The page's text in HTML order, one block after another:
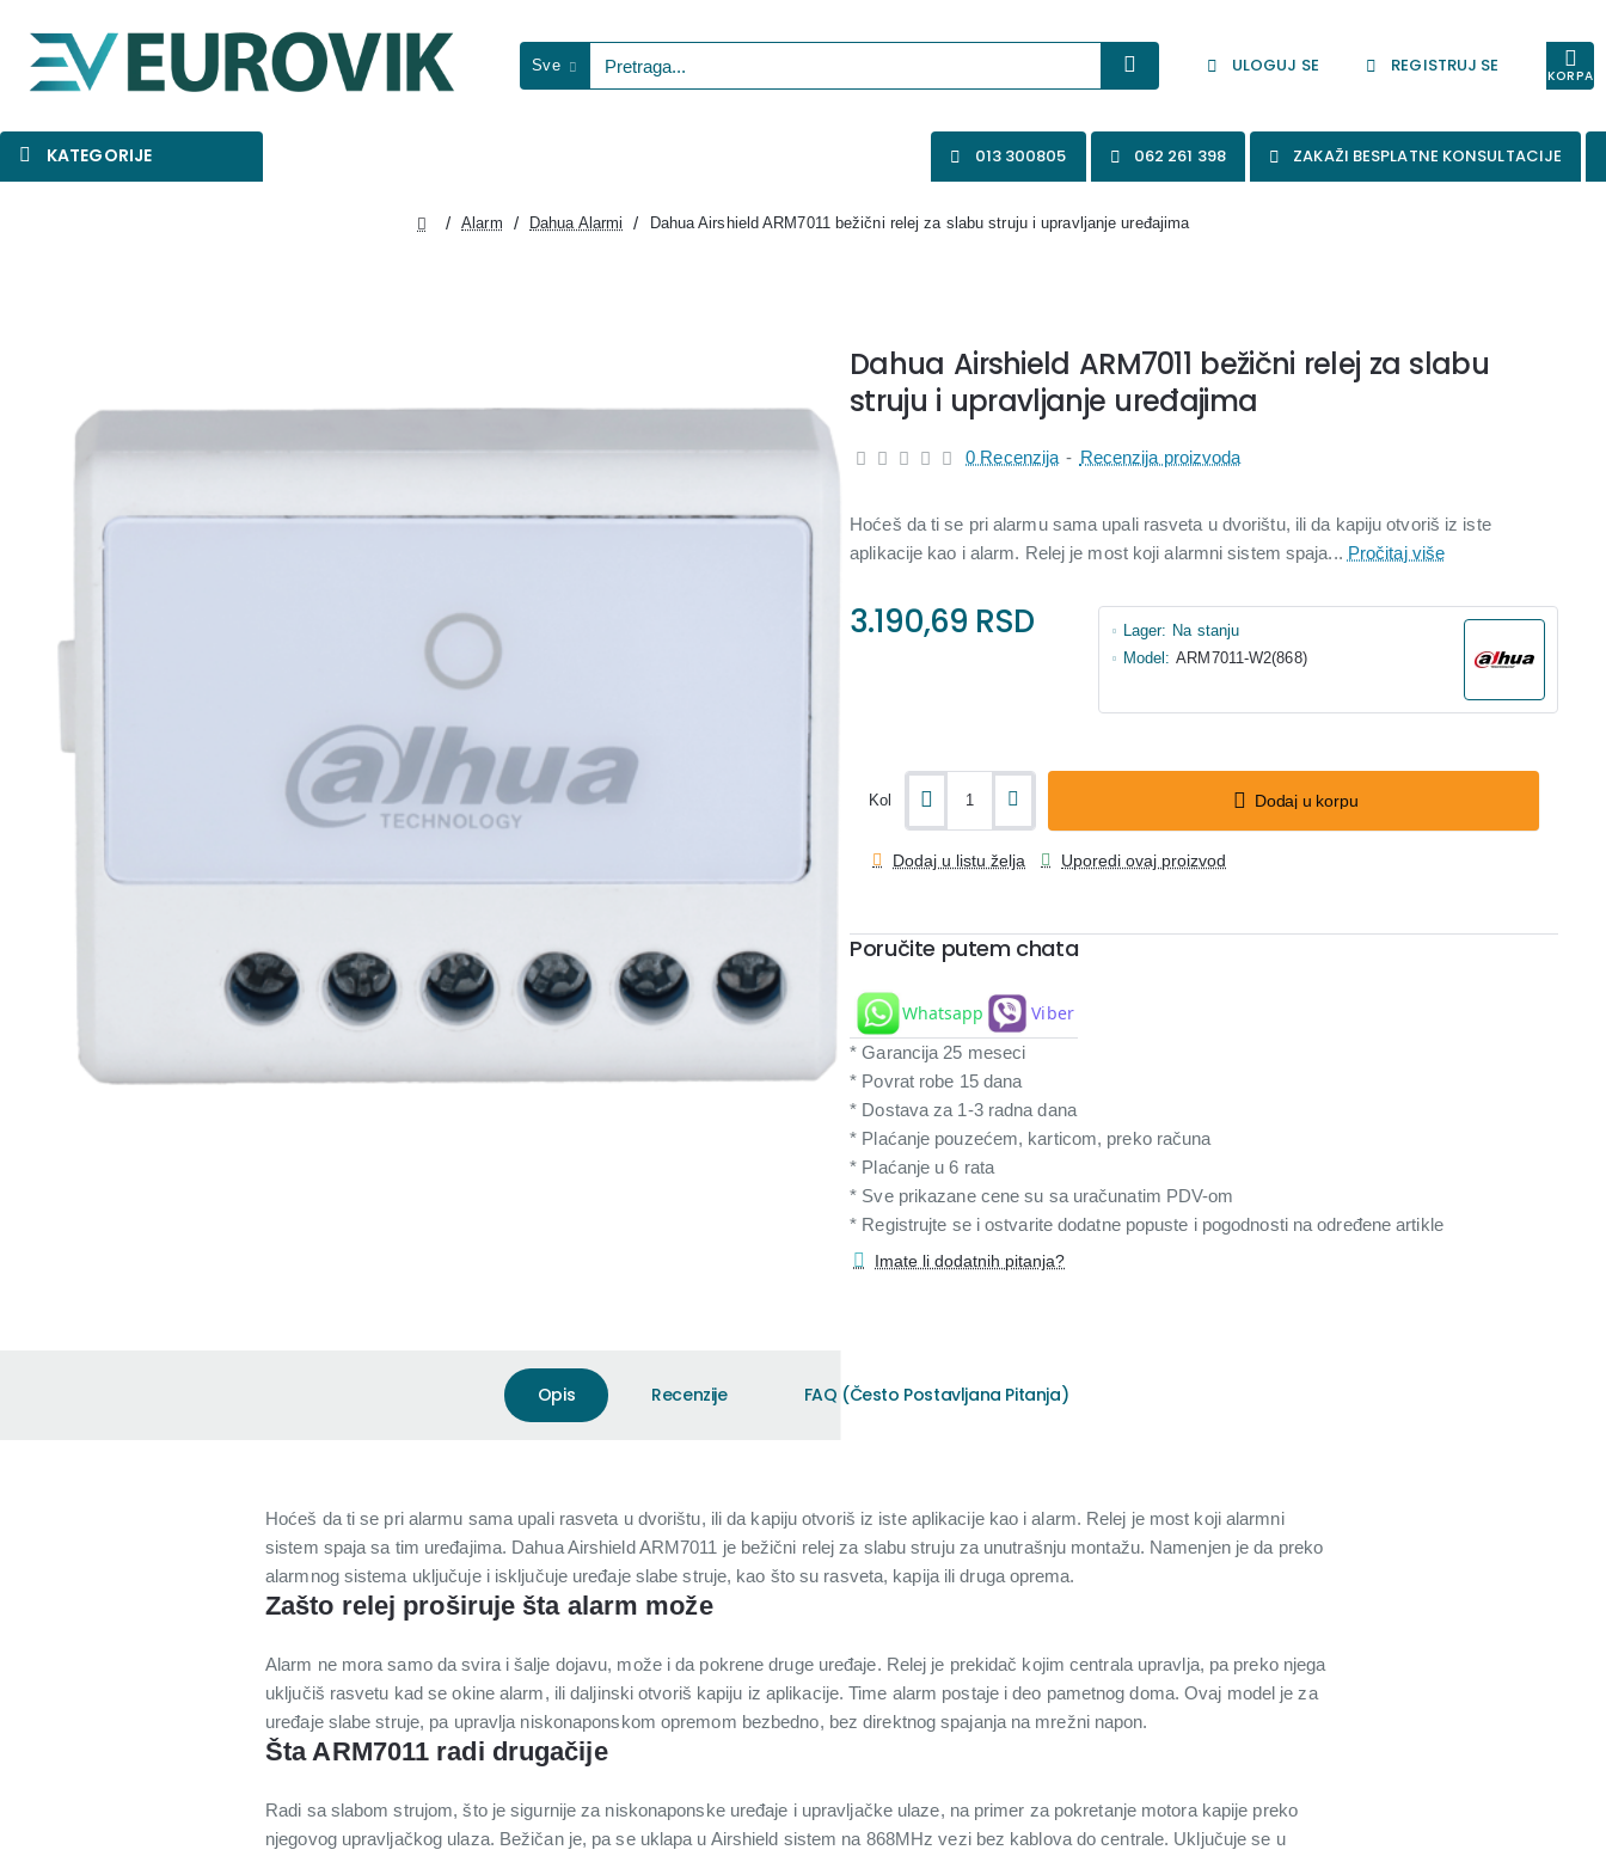
Sve
Pretraga... ULOGUJ SE REGISTRUJ SE KORPA
KATEGORIJE SVE ZA VIDEO NADZOR
013 300805 062 261 398 ZAKAŽI BESPLATNE KONSULTACIJE
Alarm Dahua Alarmi Dahua Airshield ARM7011 bežični relej za slabu struju i upravljanje uređajima
Dahua Airshield ARM7011 bežični relej za slabu
struju i upravljanje uređajima
Hoćeš da ti se pri alarmu sama upali rasveta u dvorištu, ili da kapiju otvoriš iz iste
aplikacije kao i alarm. Relej je most koji alarmni sistem spaja... Pročitaj više
0 Recenzija - Recenzija proizvoda
3.190,69 RSD Lager: Na stanju
Model: ARM7011-W2(868)
Kol Dodaj u korpu
Dodaj u listu želja Uporedi ovaj proizvod
Poručite putem chata
Whatsapp Viber
* Garancija 25 meseci
* Povrat robe 15 dana
* Dostava za 1-3 radna dana
* Plaćanje pouzećem, karticom, preko računa
* Plaćanje u 6 rata
* Sve prikazane cene su sa uračunatim PDV-om
* Registrujte se i ostvarite dodatne popuste i pogodnosti na određene artikle
Imate li dodatnih pitanja?
Opis Recenzije FAQ (Često Postavljana Pitanja)
Hoćeš da ti se pri alarmu sama upali rasveta u dvorištu, ili da kapiju otvoriš iz iste aplikacije kao i alarm. Relej je most koji alarmni
sistem spaja sa tim uređajima. Dahua Airshield ARM7011 je bežični relej za slabu struju za unutrašnju montažu. Namenjen je da preko
alarmnog sistema uključuje i isključuje uređaje slabe struje, kao što su rasveta, kapija ili druga oprema.
Zašto relej proširuje šta alarm može
Alarm ne mora samo da svira i šalje dojavu, može i da pokrene druge uređaje. Relej je prekidač kojim centrala upravlja, pa preko njega
uključiš rasvetu kad se okine alarm, ili daljinski otvoriš kapiju iz aplikacije. Time alarm postaje i deo pametnog doma. Ovaj model je za
uređaje slabe struje, pa upravlja niskonaponskom opremom bezbedno, bez direktnog spajanja na mrežni napon.
Šta ARM7011 radi drugačije
Radi sa slabom strujom, što je sigurnije za niskonaponske uređaje i upravljačke ulaze, na primer za pokretanje motora kapije preko
njegovog upravljačkog ulaza. Bežičan je, pa se uklapa u Airshield sistem na 868MHz vezi bez kablova do centrale. Uključuje se u